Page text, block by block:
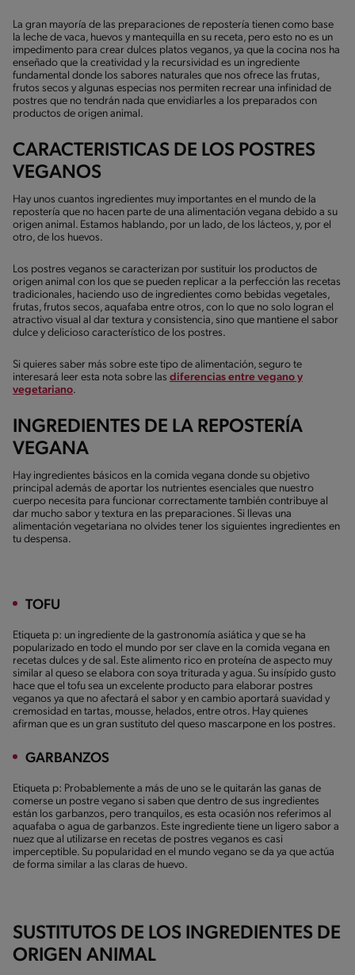
La gran mayoría de las preparaciones de repostería tienen como base
la leche de vaca, huevos y mantequilla en su receta, pero esto no es un
impedimento para crear dulces platos veganos, ya que la cocina nos ha
enseñado que la creatividad y la recursividad es un ingrediente
fundamental donde los sabores naturales que nos ofrece las frutas,
frutos secos y algunas especias nos permiten recrear una infinidad de
postres que no tendrán nada que envidiarles a los preparados con
productos de origen animal.
CARACTERISTICAS DE LOS POSTRES
VEGANOS
Hay unos cuantos ingredientes muy importantes en el mundo de la
repostería que no hacen parte de una alimentación vegana debido a su
origen animal. Estamos hablando, por un lado, de los lácteos, y, por el
otro, de los huevos.
Los postres veganos se caracterizan por sustituir los productos de
origen animal con los que se pueden replicar a la perfección las recetas
tradicionales, haciendo uso de ingredientes como bebidas vegetales,
frutas, frutos secos, aquafaba entre otros, con lo que no solo logran el
atractivo visual al dar textura y consistencia, sino que mantiene el sabor
dulce y delicioso característico de los postres.
Si quieres saber más sobre este tipo de alimentación, seguro te
interesará leer esta nota sobre las diferencias entre vegano y
vegetariano.
INGREDIENTES DE LA REPOSTERÍA
VEGANA
Hay ingredientes básicos en la comida vegana donde su objetivo
principal además de aportar los nutrientes esenciales que nuestro
cuerpo necesita para funcionar correctamente también contribuye al
dar mucho sabor y textura en las preparaciones. Si llevas una
alimentación vegetariana no olvides tener los siguientes ingredientes en
tu despensa.
TOFU
Etiqueta p: un ingrediente de la gastronomía asiática y que se ha
popularizado en todo el mundo por ser clave en la comida vegana en
recetas dulces y de sal. Este alimento rico en proteína de aspecto muy
similar al queso se elabora con soya triturada y agua. Su insípido gusto
hace que el tofu sea un excelente producto para elaborar postres
veganos ya que no afectará el sabor y en cambio aportará suavidad y
cremosidad en tartas, mousse, helados, entre otros. Hay quienes
afirman que es un gran sustituto del queso mascarpone en los postres.
GARBANZOS
Etiqueta p: Probablemente a más de uno se le quitarán las ganas de
comerse un postre vegano si saben que dentro de sus ingredientes
están los garbanzos, pero tranquilos, es esta ocasión nos referimos al
aquafaba o agua de garbanzos. Este ingrediente tiene un ligero sabor a
nuez que al utilizarse en recetas de postres veganos es casi
imperceptible. Su popularidad en el mundo vegano se da ya que actúa
de forma similar a las claras de huevo.
SUSTITUTOS DE LOS INGREDIENTES DE
ORIGEN ANIMAL